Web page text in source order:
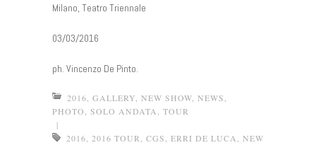
Milano, Teatro Triennale
03/03/2016
ph. Vincenzo De Pinto.
2016, GALLERY, NEW SHOW, NEWS,
PHOTO, SOLO ANDATA, TOUR
|
2016, 2016 TOUR, CGS, ERRI DE LUCA, NEW